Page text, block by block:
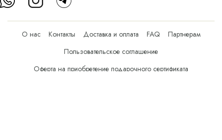
О нас Контакты Доставка и оплата FAQ
Партнерам
Пользовательское соглашение
Оферта на приобретение подарочного сертификата